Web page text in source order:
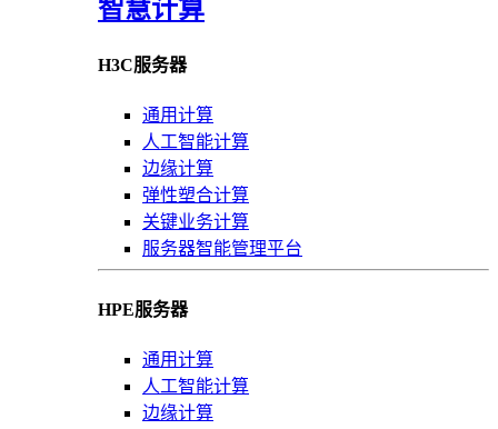
智慧计算
H3C服务器
通用计算
人工智能计算
边缘计算
弹性塑合计算
关键业务计算
服务器智能管理平台
HPE服务器
通用计算
人工智能计算
边缘计算